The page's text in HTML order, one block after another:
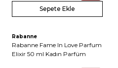
Sepete Ekle
Yeni
Rabanne
Rabanne Fame In Love Parfum
Elixir 50 ml Kadın Parfüm